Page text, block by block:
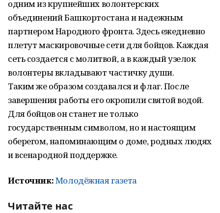
одним из крупнейших волонтерских
объединений Башкортостана и надежным
партнером Народного фронта. Здесь ежедневно
плетут маскировочные сети для бойцов. Каждая
сеть создается с молитвой, а в каждый узелок
волонтеры вкладывают частичку души.
Таким же образом создавался и флаг. После
завершения работы его окропили святой водой.
Для бойцов он станет не только
государственным символом, но и настоящим
оберегом, напоминающим о доме, родных людях
и всенародной поддержке.
Источник:Молодёжная газета
Читайте нас